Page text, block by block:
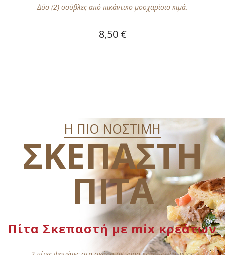
Δύο (2) σούβλες από πικάντικο μοσχαρίσιο κιμά.
8,50 €
Η ΠΙΟ ΝΟΣΤΙΜΗ
ΣΚΕΠΑΣΤΗ
ΠΙΤΑ
Πίτα Σκεπαστή με mix κρεάτων